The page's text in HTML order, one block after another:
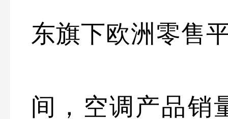
东旗下欧洲零售
间，空调产品销